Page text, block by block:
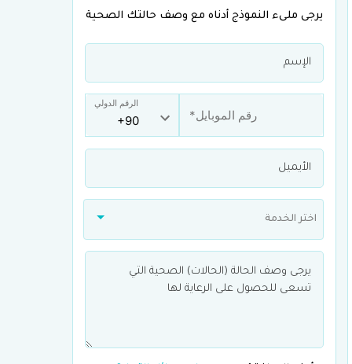
يرجى ملىء النموذج أدناه مع وصف حالتك الصحية
الرقم الدولي
اختر الخدمة